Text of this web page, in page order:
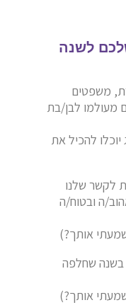
לשנה
משפטים
מעולמו לבן/בת
להכיל את
לקשר שלנו
ה ובטוח/ה
אותך?)
בשנה שחלפה
אותך?)